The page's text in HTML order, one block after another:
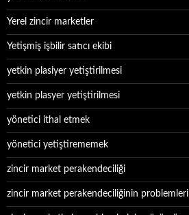
Yerel zincir marketler
Yetişmiş işbilir satıcı ekibi
yetkin plasiyer yetiştirilmesi
yetkin plasyer yetiştirilmesi
yönetici ithal etmek
yönetici yetiştirememek
zincir market perakendeciliği
zincir market perakendeciliğinin problemleri